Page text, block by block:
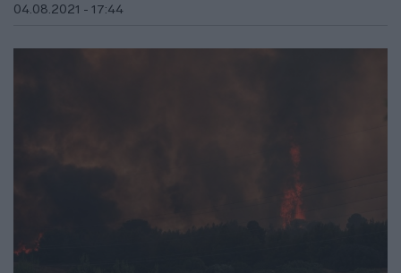
04.08.2021 - 17:44